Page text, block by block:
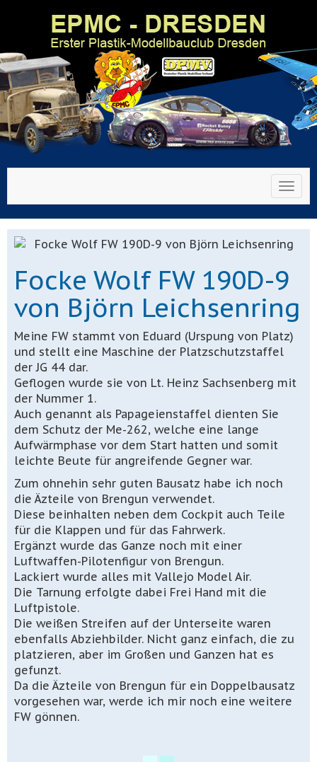
Focke Wolf FW 190D-9
von Björn Leichsenring
Meine FW stammt von Eduard (Urspung von Platz)
und stellt eine Maschine der Platzschutzstaffel
der JG 44 dar.
Geflogen wurde sie von Lt. Heinz Sachsenberg mit
der Nummer 1.
Auch genannt als Papageienstaffel dienten Sie
dem Schutz der Me-262, welche eine lange
Aufwärmphase vor dem Start hatten und somit
leichte Beute für angreifende Gegner war.
Zum ohnehin sehr guten Bausatz habe ich noch
die Äzteile von Brengun verwendet.
Diese beinhalten neben dem Cockpit auch Teile
für die Klappen und für das Fahrwerk.
Ergänzt wurde das Ganze noch mit einer
Luftwaffen-Pilotenfigur von Brengun.
Lackiert wurde alles mit Vallejo Model Air.
Die Tarnung erfolgte dabei Frei Hand mit die
Luftpistole.
Die weißen Streifen auf der Unterseite waren
ebenfalls Abziehbilder. Nicht ganz einfach, die zu
platzieren, aber im Großen und Ganzen hat es
gefunzt.
Da die Äzteile von Brengun für ein Doppelbausatz
vorgesehen war, werde ich mir noch eine weitere
FW gönnen.